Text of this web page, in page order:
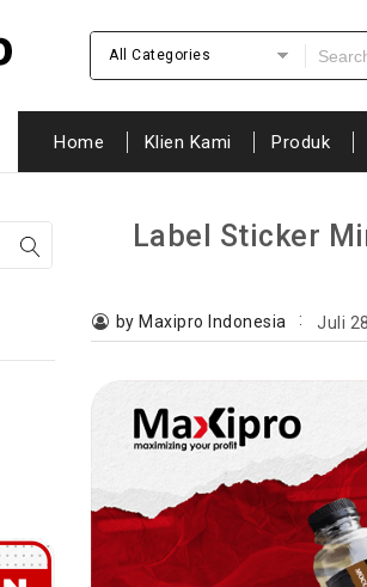
All Categories
Home Klien Kami Produk
Label Sticker
by Maxipro Indonesia Juli